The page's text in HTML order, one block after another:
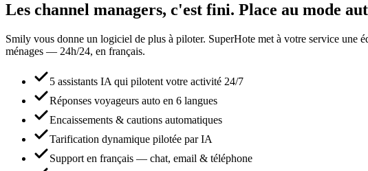
Les channel managers, c'est fini. Place au mode
Smily vous donne un logiciel de plus à piloter. SuperHote met à votre service une
ménages — 24h/24, en français.
5 assistants IA qui pilotent votre activité 24/7
Réponses voyageurs auto en 6 langues
Encaissements & cautions automatiques
Tarification dynamique pilotée par IA
Support en français — chat, email & téléphone